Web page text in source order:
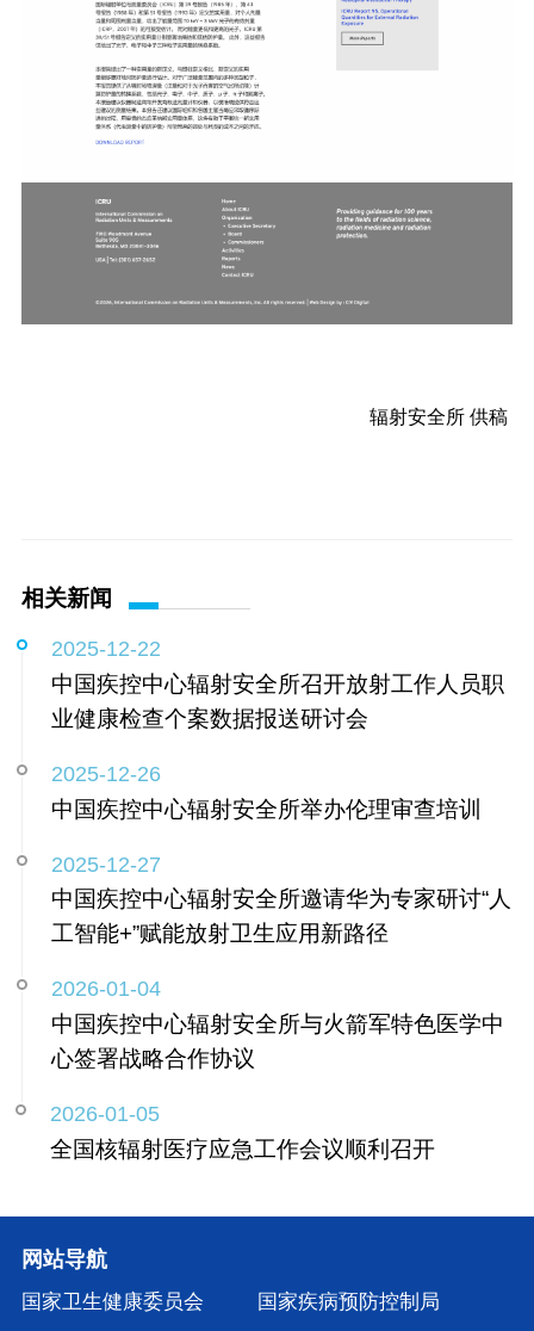
辐射安全所 供稿
相关新闻
2025-12-22
中国疾控中心辐射安全所召开放射工作人员职
业健康检查个案数据报送研讨会
2025-12-26
中国疾控中心辐射安全所举办伦理审查培训
2025-12-27
中国疾控中心辐射安全所邀请华为专家研讨“人
工智能+”赋能放射卫生应用新路径
2026-01-04
中国疾控中心辐射安全所与火箭军特色医学中
心签署战略合作协议
2026-01-05
全国核辐射医疗应急工作会议顺利召开
网站导航
国家卫生健康委员会 国家疾病预防控制局